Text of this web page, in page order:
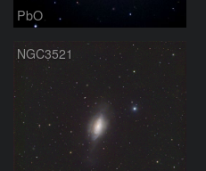
PbO
NGC3521